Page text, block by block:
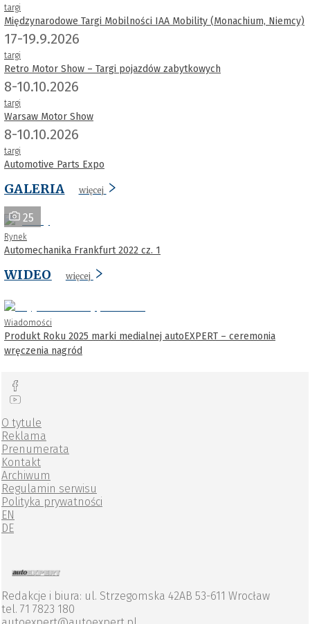
targi
Międzynarodowe Targi Mobilności IAA Mobility (Monachium, Niemcy)
17-19.9.2026
targi
Retro Motor Show – Targi pojazdów zabytkowych
8-10.10.2026
targi
Warsaw Motor Show
8-10.10.2026
targi
Automotive Parts Expo
GALERIA więcej
25
Rynek
Automechanika Frankfurt 2022 cz. 1
WIDEO więcej
Wiadomości
Produkt Roku 2025 marki medialnej autoEXPERT – ceremonia
wręczenia nagród
O tytule
Reklama
Prenumerata
Kontakt
Archiwum
Regulamin serwisu
Polityka prywatności
EN
DE
Redakcje i biura: ul. Strzegomska 42AB 53-611 Wrocław
tel. 71 7823 180